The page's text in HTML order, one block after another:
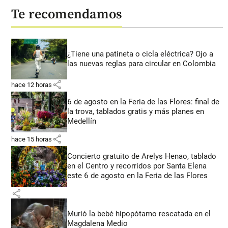
Te recomendamos
¿Tiene una patineta o cicla eléctrica? Ojo a
las nuevas reglas para circular en Colombia
hace 12 horas share
6 de agosto en la Feria de las Flores: final de
la trova, tablados gratis y más planes en
Medellín
hace 15 horas share
Concierto gratuito de Arelys Henao, tablado
en el Centro y recorridos por Santa Elena
este 6 de agosto en la Feria de las Flores
share
Murió la bebé hipopótamo rescatada en el
Magdalena Medio